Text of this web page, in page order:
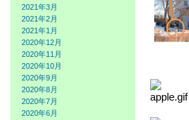
2021年3月
2021年2月
2021年1月
2020年12月
2020年11月
2020年10月
2020年9月
2020年8月
2020年7月
2020年6月